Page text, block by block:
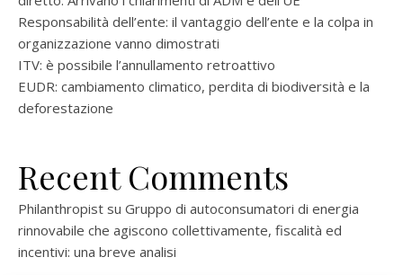
Responsabilità dell’ente: il vantaggio dell’ente e la colpa in
organizzazione vanno dimostrati
ITV: è possibile l’annullamento retroattivo
EUDR: cambiamento climatico, perdita di biodiversità e la
deforestazione
Recent Comments
Philanthropist su Gruppo di autoconsumatori di energia
rinnovabile che agiscono collettivamente, fiscalità ed
incentivi: una breve analisi